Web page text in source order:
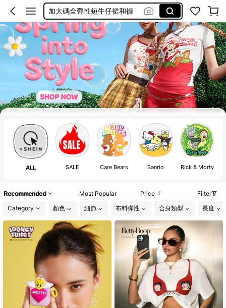
Over Size Tee
泳衣
Frenchy
Plus Size Women Tshirt
ALL SALE Care Bears Sanrio Rick & Morty
Recommended Most Popular Price
Filter
Category
顏色 細節 布料彈性 合身類型 長度